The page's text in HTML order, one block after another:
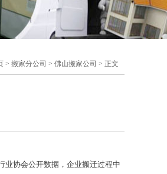
> 搬家分公司 > 佛山搬家公司 > 正文
业协会公开数据，企业搬迁过程中